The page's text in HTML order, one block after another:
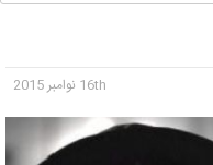
16th نوامبر 2015